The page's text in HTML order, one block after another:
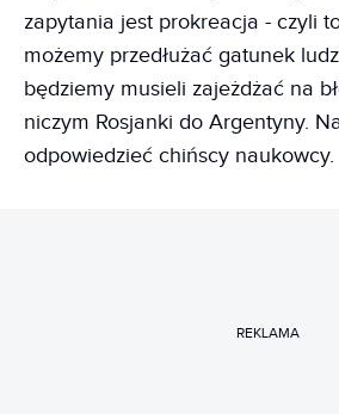
zapytania jest prokreacja - czyli
możemy przedłużać gatunek
będziemy musieli zajeżdżać na
niczym Rosjanki do Argentyny.
odpowiedzieć chińscy naukowcy.
REKLAMA